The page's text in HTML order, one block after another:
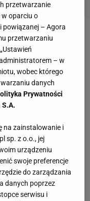
uderzył
Piłka leciała
się w lewą stronę,
wyciągnął się
obrońcę zbiegł w
chwili oddał
bramki.
przetwarzanie
w oparciu o
powiązanej – Agora
przetwarzaniu
– w
wobec którego
danych
Prywatności
na zainstalowanie i
sp. z o.o., jej
urządzeniu
swoje preferencje
do zarządzania
danych poprzez
serwisu i